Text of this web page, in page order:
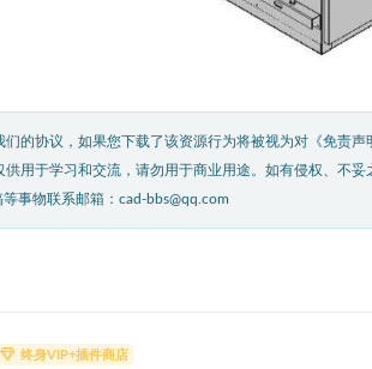
们的协议，如果您下载了该资源行为将被视为对《免责
供用于学习和交流，请勿用于商业用途。如有侵权、不
事物联系邮箱：cad-bbs@qq.com
终身VIP+插件商店